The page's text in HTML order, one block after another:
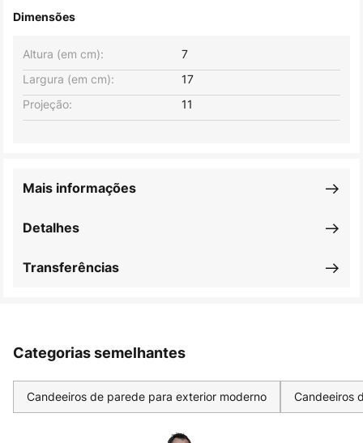
Dimensões
Largura (em cm): 17
Altura (em cm): 7
Projeção: 11
Detalhes
Mais informações
Transferências
Categorias semelhantes
Candeeiros de parede para exterior moderno Candeeiros